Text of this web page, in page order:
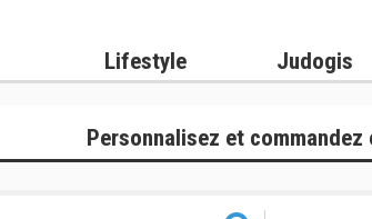
Lifestyle Judogis
Personnalisez et commandez